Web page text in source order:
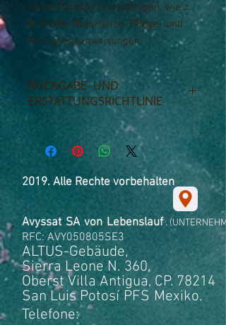
Ihrem Produkt hinzuzufügen, wie z.
B. Größe, Materialien, Pflege- und
Reinigungsanweisungen.
RÜCKGABE- UND
ERSTATTUNGSRICHTLINIE
Ich bin eine Rückgabe- und
Rückerstattungsrichtlinie. Eine ideale
Gelegenheit, Ihren Kunden zu erklären,
was zu tun ist, wenn sie mit ihrem Kauf
nicht zufrieden sind. Indem Sie ihnen
eine klare und einfache
Rückerstattungsrichtlinie anbieten,
bauen Sie Vertrauen und
Glaubwürdigkeit bei Ihren Kunden auf, da
sie wissen, dass sie in Ihrem Geschäft
mit einem hohen Maß an Sicherheit
einkaufen können.
2019. Alle Rechte vorbehalten
Avyssat SA von Lebenslauf.
RFC: AVY050805SE3
ALTUS-Gebäude,
Sierra Leone N. 360,
Oberst Villa Antigua, CP. 78214
San Luis Potosí PFS Mexiko.
Telefone: